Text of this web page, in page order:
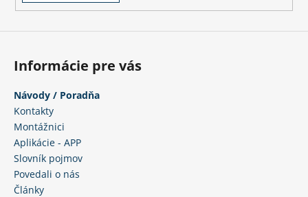
Informácie pre vás
Návody / Poradňa
Kontakty
Montážnici
Aplikácie - APP
Slovník pojmov
Povedali o nás
Články